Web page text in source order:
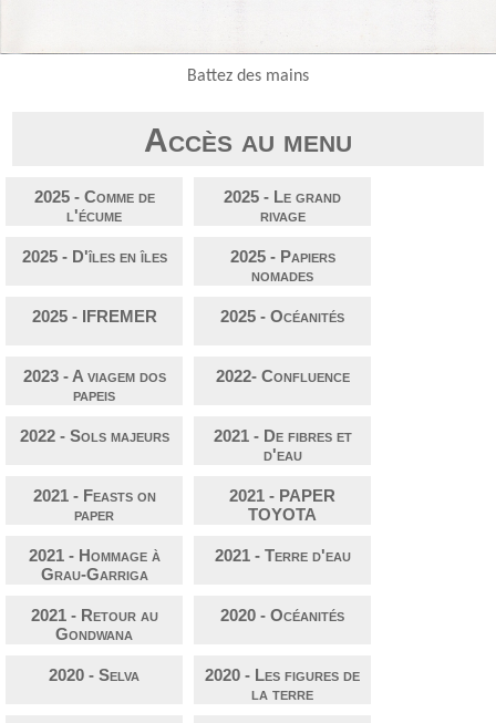
Battez des mains
Accès au menu
2025 - Comme de
l'écume
2025 - Le grand
rivage
2025 - D'îles en îles
2025 - Papiers
nomades
2025 - IFREMER 2025 - Océanités
2023 - A viagem dos
papeis
2022- Confluence
2022 - Sols majeurs
2021 - De fibres et
d'eau
2021 - Feasts on
paper
2021 - PAPER
TOYOTA
2021 - Hommage à
Grau-Garriga
2021 - Terre d'eau
2021 - Retour au
Gondwana
2020 - Océanités
2020 - Selva
2020 - Les figures de
la terre